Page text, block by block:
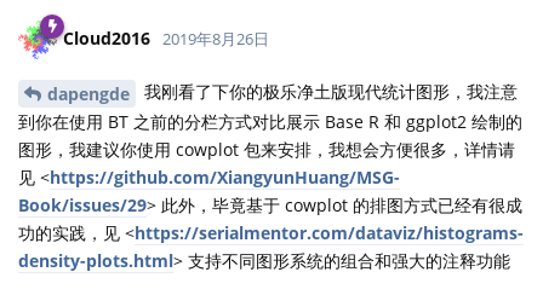
Cloud2016 2019年8月26日
dapengde
我刚看了下你的极乐净土版现代统计图形，我注意
到你在使用 BT 之前的分栏方式对比展示 Base R 和 ggplot2 绘制的
图形，我建议你使用 cowplot 包来安排，我想会方便很多，详情请
见 <https://github.com/XiangyunHuang/MSG-
Book/issues/29> 此外，毕竟基于 cowplot 的排图方式已经有很成
功的实践，见 <https://serialmentor.com/dataviz/histograms-
density-plots.html> 支持不同图形系统的组合和强大的注释功能